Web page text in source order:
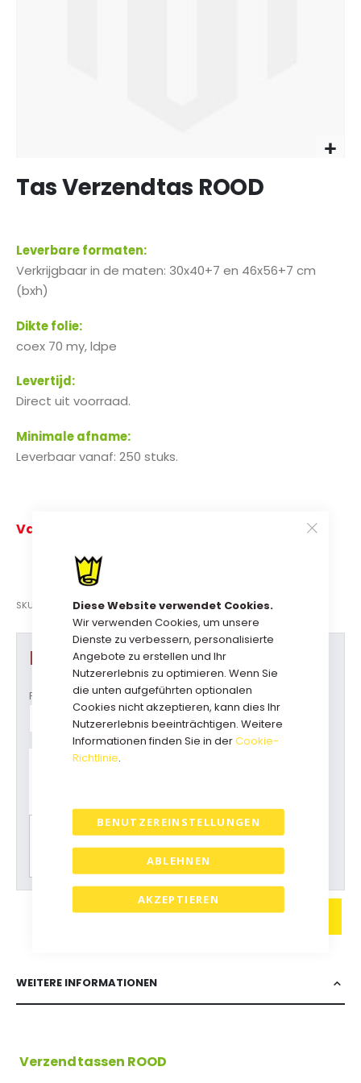
Diese Website verwendet Cookies.
Wir verwenden Cookies, um unsere
Dienste zu verbessern, personalisierte
Angebote zu erstellen und Ihr
Nutzererlebnis zu optimieren. Wenn Sie
die unten aufgeführten optionalen
Cookies nicht akzeptieren, kann dies Ihr
Nutzererlebnis beeinträchtigen. Weitere
Informationen finden Sie in derCookie-
Richtlinie.
AKZEPTIEREN
BENUTZEREINSTELLUNGEN
ABLEHNEN
Anfang
der
Tas Verzendtas ROOD
Leverbare formaten:
Verkrijgbaar in de maten: 30x40+7 en 46x56+7 cm
(bxh)
Dikte folie:
coex 70 my, ldpe
Levertijd:
Direct uit voorraad.
Minimale afname:
Leverbaar vanaf: 250 stuks.
Vanaf
SKU 0450VTROOD
Produkt Optionen
Formaat (b x h)
Haben Sie Fragen zu diesem
Bitte wählen Sie zuerst alle Optionen für einen
Preisvorschlag.
IN DEN WARENKORB
WEITERE INFORMATIONEN
Verzendtassen ROOD